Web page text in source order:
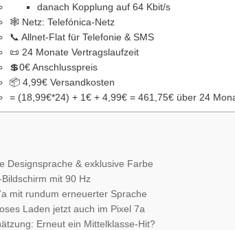
danach Kopplung auf 64 Kbit/s
🕸 Netz: Telefónica-Netz
📞 Allnet-Flat für Telefonie & SMS
📜 24 Monate Vertragslaufzeit
💲0€ Anschlusspreis
📦 4,99€ Versandkosten
= (18,99€*24) + 1€ + 4,99€ = 461,75€ über 24
Designsprache & exklusive Farbe
mit 90 Hz
mit rundum erneuerter Sprache
Laden jetzt auch im Pixel 7a
Erneut ein Mittelklasse-Hit?